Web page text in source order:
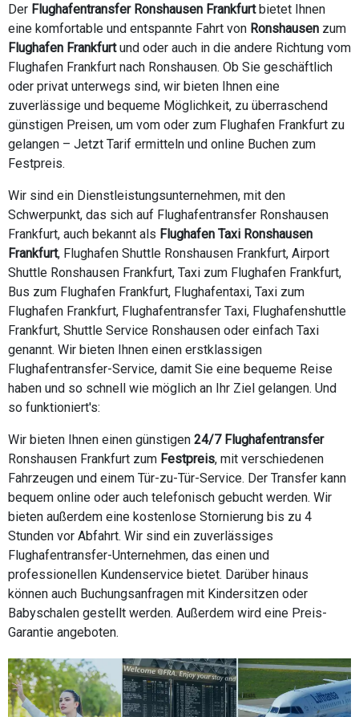
Der Flughafentransfer Ronshausen Frankfurtbietet Ihnen
eine komfortable und entspannte Fahrt von Ronshausen zum
Flughafen Frankfurtund oder auch in die andere Richtung vom
Flughafen Frankfurt nach Ronshausen. Ob Sie geschäftlich
oder privat unterwegs sind, wir bieten Ihnen eine
zuverlässige und bequeme Möglichkeit, zu überraschend
günstigen Preisen, um vom oder zum Flughafen Frankfurt zu
gelangen – Jetzt Tarif ermitteln und online Buchen zum
Festpreis.
Wir sind ein Dienstleistungsunternehmen, mit den
Schwerpunkt, das sich auf Flughafentransfer Ronshausen
Frankfurt, auch bekannt als Flughafen Taxi Ronshausen
Frankfurt, Flughafen Shuttle Ronshausen Frankfurt, Airport
Shuttle Ronshausen Frankfurt, Taxi zum Flughafen Frankfurt,
Bus zum Flughafen Frankfurt, Flughafentaxi, Taxi zum
Flughafen Frankfurt, Flughafentransfer Taxi, Flughafenshuttle
Frankfurt, Shuttle Service Ronshausen oder einfach Taxi
genannt. Wir bieten Ihnen einen erstklassigen
Flughafentransfer-Service, damit Sie eine bequeme Reise
haben und so schnell wie möglich an Ihr Ziel gelangen. Und
so funktioniert's:
Wir bieten Ihnen einen günstigen 24/7 Flughafentransfer
Ronshausen Frankfurt zum Festpreis, mit verschiedenen
Fahrzeugen und einem Tür-zu-Tür-Service. Der Transfer kann
bequem online oder auch telefonisch gebucht werden. Wir
bieten außerdem eine kostenlose Stornierung bis zu 4
Stunden vor Abfahrt. Wir sind ein zuverlässiges
Flughafentransfer-Unternehmen, das einen und
professionellen Kundenservice bietet. Darüber hinaus
können auch Buchungsanfragen mit Kindersitzen oder
Babyschalen gestellt werden. Außerdem wird eine Preis-
Garantie angeboten.